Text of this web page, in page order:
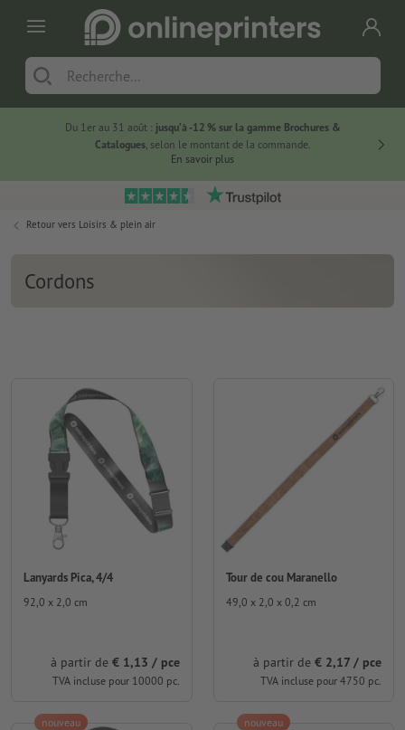
Du 1er au 31 août : jusqu’à -12 % sur la gamme Brochures &
Catalogues, selon le montant de la commande.
En savoir plus
Retour vers Loisirs & plein air
Cordons
Lanyards Pica, 4/4
92,0 x 2,0 cm
à partir de € 1,13 / pce
TVA incluse pour 10000 pc.
Tour de cou Maranello
49,0 x 2,0 x 0,2 cm
à partir de € 2,17 / pce
TVA incluse pour 4750 pc.
nouveau nouveau